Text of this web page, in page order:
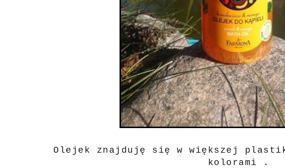
Olejek znajduję się w większej
kolorami .